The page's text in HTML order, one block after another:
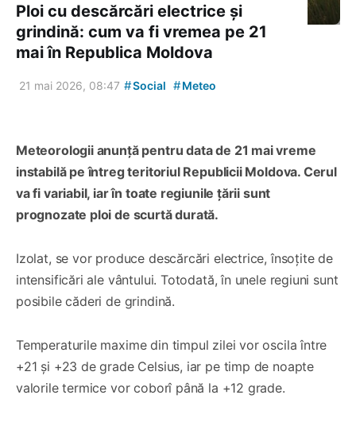
Ploi cu descărcări electrice și
grindină: cum va fi vremea pe 21
mai în Republica Moldova
21 mai 2026, 08:47 #Social #Meteo
Meteorologii anunță pentru data de 21 mai vreme
instabilă pe întreg teritoriul Republicii Moldova. Cerul
va fi variabil, iar în toate regiunile țării sunt
prognozate ploi de scurtă durată.
Izolat, se vor produce descărcări electrice, însoțite de
intensificări ale vântului. Totodată, în unele regiuni sunt
posibile căderi de grindină.
Temperaturile maxime din timpul zilei vor oscila între
+21 și +23 de grade Celsius, iar pe timp de noapte
valorile termice vor coborî până la +12 grade.